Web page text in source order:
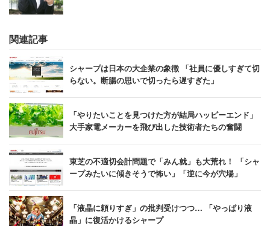
関連記事
シャープは日本の大企業の象徴 「社員に優しすぎて切
らない。断腸の思いで切ったら遅すぎた」
「やりたいことを見つけた方が結局ハッピーエンド」
大手家電メーカーを飛び出した技術者たちの奮闘
東芝の不適切会計問題で「みん就」も大荒れ！ 「シャ
ープみたいに傾きそうで怖い」「逆に今が穴場」
「液晶に頼りすぎ」の批判受けつつ… 「やっぱり液
晶」に復活かけるシャープ